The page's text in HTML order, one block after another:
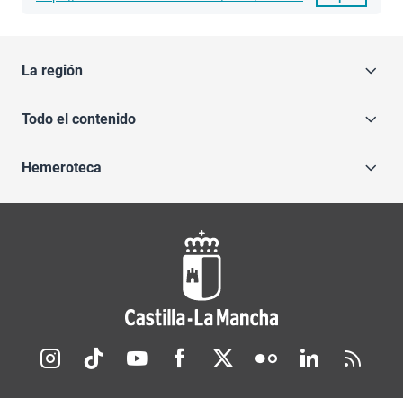
La región
Todo el contenido
Hemeroteca
Redes sociales JCCM